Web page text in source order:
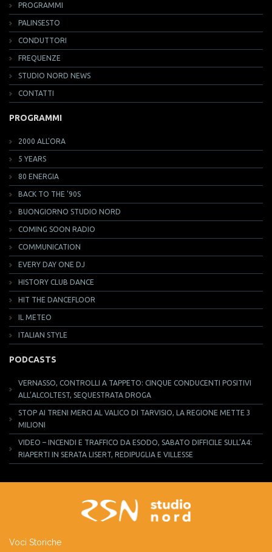
PROGRAMMI
PALINSESTO
CONDUTTORI
FREQUENZE
STUDIO NORD NEWS
CONTATTI
PROGRAMMI
2000 ALL'ORA
5 YEARS
80 ENERGIA
BACK TO THE '90S
BUONGIORNO STUDIO NORD
COMING SOON RADIO
COMMUNICATION
EVERY DAY ONE DJ
HISTORY CLUB DANCE
HIT THE DANCEFLOOR
IL METEO
ITALIAN STYLE
PODCASTS
VERNASSO, CONTROLLI A TAPPETO: CINQUE CONDUCENTI POSITIVI
ALL’ALCOLTEST, SEQUESTRATA DROGA
STOP AI TRENI MERCI AL VALICO DI TARVISIO, LA REGIONE METTE 3
MILIONI
VIDEO – INCENDI E TRAFFICO DA ESODO, SABATO DIFFICILE SULL’A4:
RIAPERTI IN SERATA LISERT, REDIPUGLIA E VILLESSE
Voci Storiche